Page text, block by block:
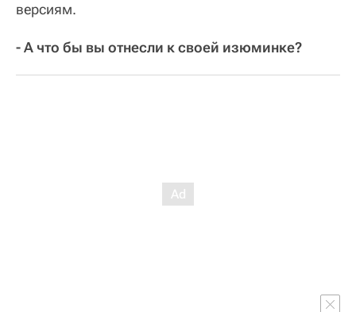
версиям.
- А что бы вы отнесли к своей изюминке?